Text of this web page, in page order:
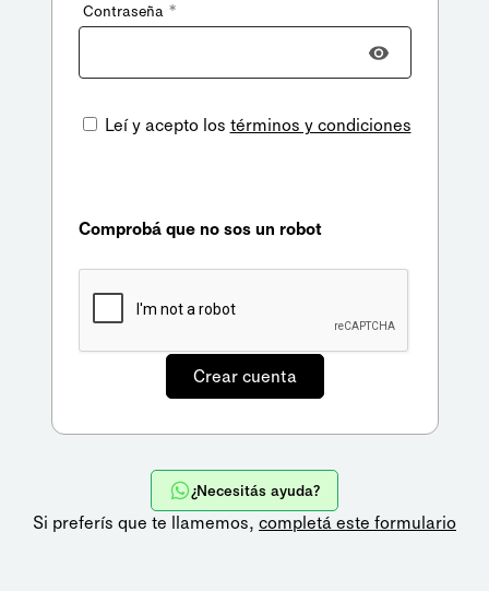
Contraseña *
Leí y acepto los términos y condiciones
Comprobá que no sos un robot
¿Necesitás ayuda?
Si preferís que te llamemos, completá este formulario